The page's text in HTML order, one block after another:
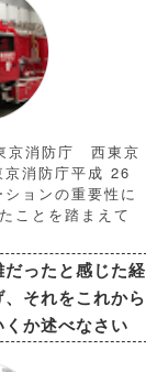
京消防庁 西東京
消防庁平成 26
ョンの重要性に
ことを踏まえて
を読み、論文を
。 解答例はヒン
ント編＞ 論題
や抽象的なもの
きづらい印象で
ったと感じた経
それをこれから
か述べなさい